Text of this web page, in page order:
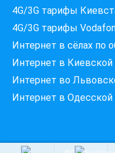
4G/3G тарифы
4G/3G тарифы
Интернет в сёлах по
Интернет в Киевской
Интернет во
Интернет в Одесской
Введіть вашу
Місто, вулиця та